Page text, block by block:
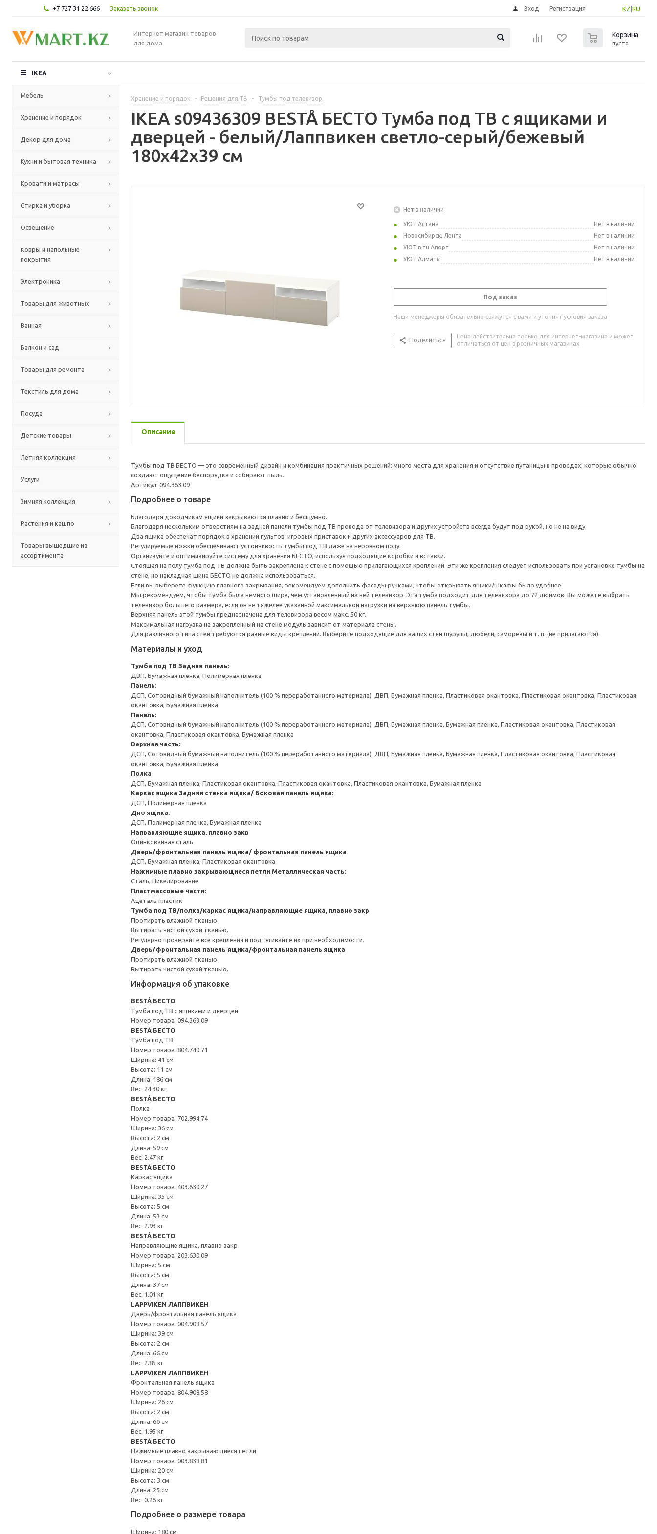
+7 727 31 22 666 Заказать звонок KZ RU
Вход Регистрация
Интернет магазин товаров
для дома
Корзина
пуста
IKEA
Мебель
Хранение и порядок
Декор для дома
Кухни и бытовая техника
Кровати и матрасы
Стирка и уборка
Освещение
Ковры и напольные
покрытия
Электроника
Товары для животных
Ванная
Балкон и сад
Товары для ремонта
Текстиль для дома
Посуда
Детские товары
Летняя коллекция
Услуги
Зимняя коллекция
Растения и кашпо
Товары вышедшие из
ассортимента
Хранение и порядок - Решения для ТВ - Тумбы под телевизор
IKEA s09436309 BESTÅ БЕСТО Тумба под ТВ с ящиками и
дверцей - белый/Лаппвикен светло-серый/бежевый
180x42x39 см
Нет в наличии
УЮТ Астана
Нет в наличии
Новосибирск, Лента
Нет в наличии
УЮТ в тц Апорт
Нет в наличии
УЮТ Алматы
Нет в наличии
Под заказ
Наши менеджеры обязательно свяжутся с вами и уточнят условия заказа
Поделиться
Цена действительна только для интернет-магазина и может
отличаться от цен в розничных магазинах
Описание
Тумбы под ТВ БЕСТО — это современный дизайн и комбинация практичных решений: много места для хранения и отсутствие путаницы в проводах, которые обычно
создают ощущение беспорядка и собирают пыль.
Артикул: 094.363.09
Подробнее о товаре
Благодаря доводчикам ящики закрываются плавно и бесшумно.
Благодаря нескольким отверстиям на задней панели тумбы под ТВ провода от телевизора и других устройств всегда будут под рукой, но не на виду.
Два ящика обеспечат порядок в хранении пультов, игровых приставок и других аксессуаров для ТВ.
Регулируемые ножки обеспечивают устойчивость тумбы под ТВ даже на неровном полу.
Организуйте и оптимизируйте систему для хранения БЕСТО, используя подходящие коробки и вставки.
Стоящая на полу тумба под ТВ должна быть закреплена к стене с помощью прилагающихся креплений. Эти же крепления следует использовать при установке тумбы на
стене, но накладная шина БЕСТО не должна использоваться.
Если вы выберете функцию плавного закрывания, рекомендуем дополнить фасады ручками, чтобы открывать ящики/шкафы было удобнее.
Мы рекомендуем, чтобы тумба была немного шире, чем установленный на ней телевизор. Эта тумба подходит для телевизора до 72 дюймов. Вы можете выбрать
телевизор большего размера, если он не тяжелее указанной максимальной нагрузки на верхнюю панель тумбы.
Верхняя панель этой тумбы предназначена для телевизора весом макс. 50 кг.
Максимальная нагрузка на закрепленный на стене модуль зависит от материала стены.
Для различного типа стен требуются разные виды креплений. Выберите подходящие для ваших стен шурупы, дюбели, саморезы и т. п. (не прилагаются).
Материалы и уход
Тумба под ТВ Задняя панель:
ДВП, Бумажная пленка, Полимерная пленка
Панель:
ДСП, Сотовидный бумажный наполнитель (100 % переработанного материала), ДВП, Бумажная пленка, Пластиковая окантовка, Пластиковая окантовка, Пластиковая
окантовка, Бумажная пленка
Панель:
ДСП, Сотовидный бумажный наполнитель (100 % переработанного материала), ДВП, Бумажная пленка, Бумажная пленка, Пластиковая окантовка, Пластиковая
окантовка, Пластиковая окантовка, Бумажная пленка
Верхняя часть:
ДСП, Сотовидный бумажный наполнитель (100 % переработанного материала), ДВП, Бумажная пленка, Бумажная пленка, Пластиковая окантовка, Пластиковая
окантовка, Бумажная пленка
Полка
ДСП, Бумажная пленка, Пластиковая окантовка, Пластиковая окантовка, Пластиковая окантовка, Бумажная пленка
Каркас ящика Задняя стенка ящика/ Боковая панель ящика:
ДСП, Полимерная пленка
Дно ящика:
ДСП, Полимерная пленка, Бумажная пленка
Направляющие ящика, плавно закр
Оцинкованная сталь
Дверь/фронтальная панель ящика/ фронтальная панель ящика
ДСП, Бумажная пленка, Пластиковая окантовка
Нажимные плавно закрывающиеся петли Металлическая часть:
Сталь, Никелирование
Пластмассовые части:
Ацеталь пластик
Тумба под ТВ/полка/каркас ящика/направляющие ящика, плавно закр
Протирать влажной тканью.
Вытирать чистой сухой тканью.
Регулярно проверяйте все крепления и подтягивайте их при необходимости.
Дверь/фронтальная панель ящика/фронтальная панель ящика
Протирать влажной тканью.
Вытирать чистой сухой тканью.
Информация об упаковке
BESTÅ БЕСТО
Тумба под ТВ с ящиками и дверцей
Номер товара: 094.363.09
BESTÅ БЕСТО
Тумба под ТВ
Номер товара: 804.740.71
Ширина: 41 см
Высота: 11 см
Длина: 186 см
Вес: 24.30 кг
BESTÅ БЕСТО
Полка
Номер товара: 702.994.74
Ширина: 36 см
Высота: 2 см
Длина: 59 см
Вес: 2.47 кг
BESTÅ БЕСТО
Каркас ящика
Номер товара: 403.630.27
Ширина: 35 см
Высота: 5 см
Длина: 53 см
Вес: 2.93 кг
BESTÅ БЕСТО
Направляющие ящика, плавно закр
Номер товара: 203.630.09
Ширина: 5 см
Высота: 5 см
Длина: 37 см
Вес: 1.01 кг
LAPPVIKEN ЛАППВИКЕН
Дверь/фронтальная панель ящика
Номер товара: 004.908.57
Ширина: 39 см
Высота: 2 см
Длина: 66 см
Вес: 2.85 кг
LAPPVIKEN ЛАППВИКЕН
Фронтальная панель ящика
Номер товара: 804.908.58
Ширина: 26 см
Высота: 2 см
Длина: 66 см
Вес: 1.95 кг
BESTÅ БЕСТО
Нажимные плавно закрывающиеся петли
Номер товара: 003.838.81
Ширина: 20 см
Высота: 3 см
Длина: 25 см
Вес: 0.26 кг
Подробнее о размере товара
Ширина: 180 см